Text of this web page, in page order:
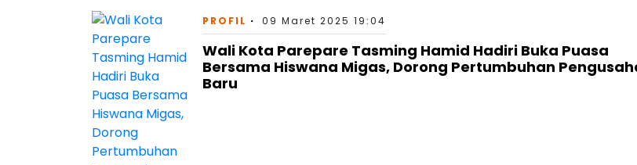
PROFIL 09 Maret 2025 19:04
Wali Kota Parepare Tasming Hamid Hadiri Buka Puasa
Bersama Hiswana Migas, Dorong Pertumbuhan
Baru